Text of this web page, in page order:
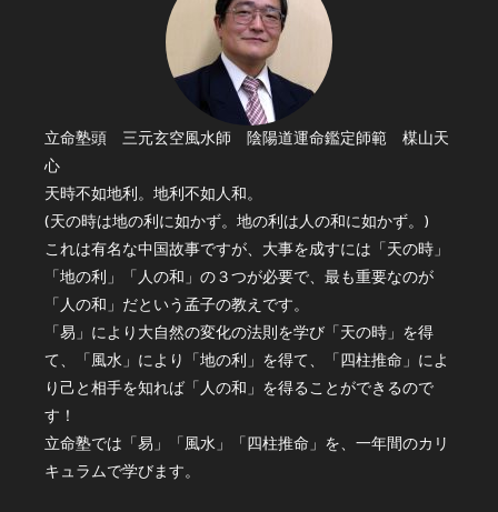
立命塾頭 三元玄空風水師 陰陽道運命鑑定師範 楳山天
心
天時不如地利。地利不如人和。
(天の時は地の利に如かず。地の利は人の和に如かず。)
これは有名な中国故事ですが、大事を成すには「天の時」
「地の利」「人の和」の３つが必要で、最も重要なのが
「人の和」だという孟子の教えです。
「易」により大自然の変化の法則を学び「天の時」を得
て、「風水」により「地の利」を得て、「四柱推命」によ
り己と相手を知れば「人の和」を得ることができるので
す！
立命塾では「易」「風水」「四柱推命」を、一年間のカリ
キュラムで学びます。